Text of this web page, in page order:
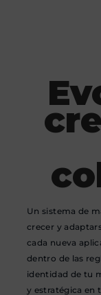
Un sistema de
crecer y
cada nueva
dentro de las
identidad de tu
y estratégica en